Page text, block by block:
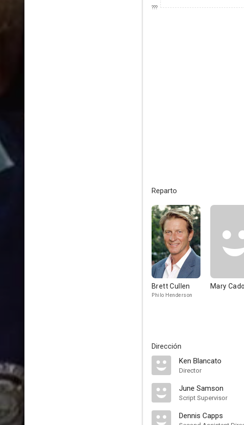
???
Reparto
Brett Cullen
Philo Henderson
Mary
Dirección
Ken Blancato
Director
June Samson
Script Supervisor
Dennis Capps